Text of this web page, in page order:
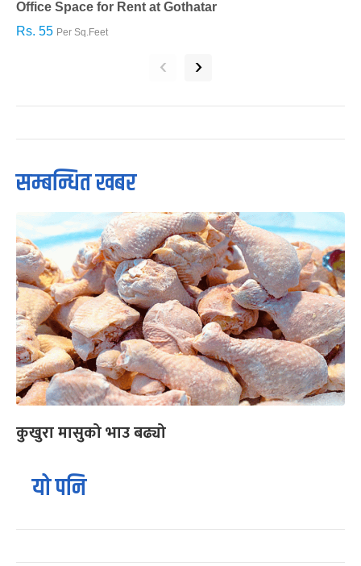
Office Space for Rent at Gothatar
Rs. 55 Per Sq.Feet
‹ ›
सम्बन्धित खबर
कुखुरा मासुको भाउ बढ्यो
यो पनि